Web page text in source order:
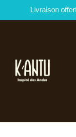
Livraison